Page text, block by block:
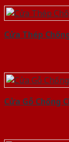
Cửa Thép
Cửa Gỗ Chống